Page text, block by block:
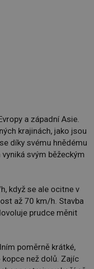
a západní Asie.
krajinách, jako jsou
díky svému hnědému
svým běžeckým
když se ale ocitne v
až 70 km/h. Stavba
prudce měnit
poměrně krátké,
než dolů. Zajíc